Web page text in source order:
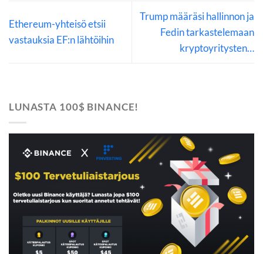
Ethereum-yhteisö etsii
vastauksia EF:n lähtöihin
Trump määräsi hallinnon ja
Fedin tarkastelemaan
kryptoyritysten…
LUNASTA 100$ BINANCE!